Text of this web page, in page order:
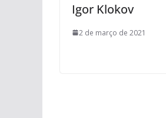
Igor Klokov
2 de março de 2021